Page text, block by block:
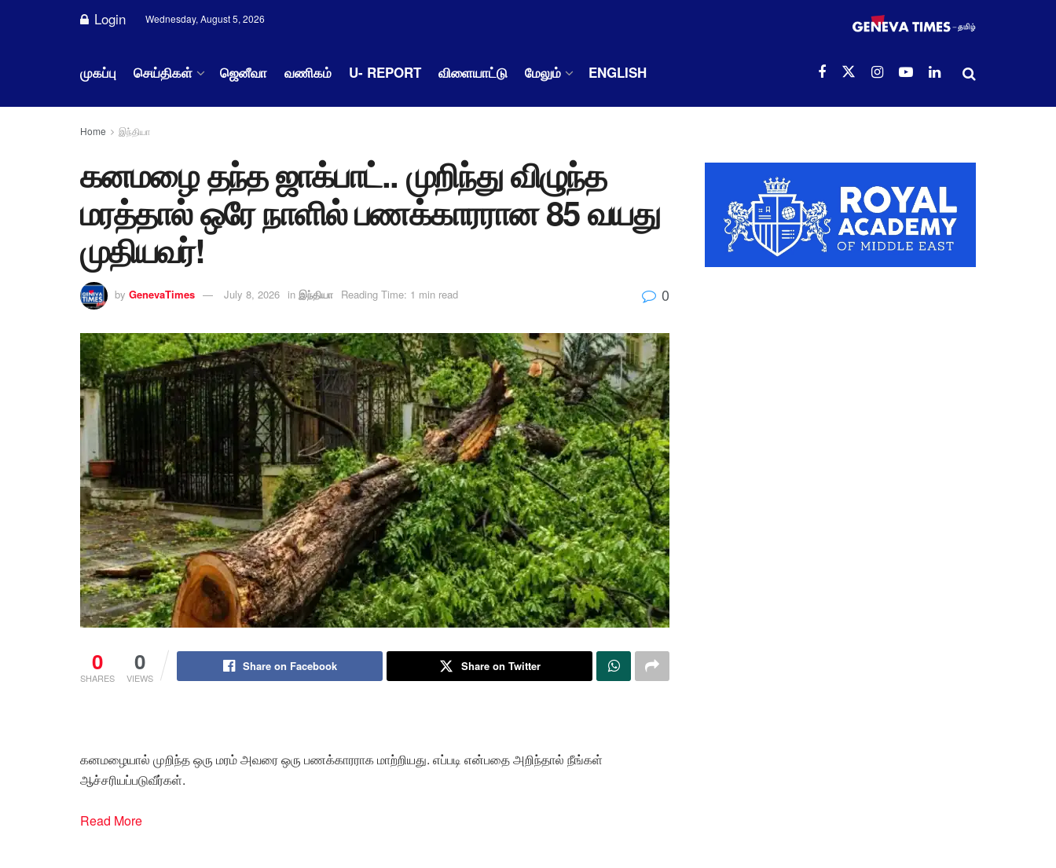
Login Wednesday, August 5, 2026
முகப்பு செய்திகள் ஜெனீவா வணிகம் U- REPORT விளையாட்டு மேலும் ENGLISH
Home இந்தியா
கனமழை தந்த ஜாக்பாட்.. முறிந்து விழுந்த
மரத்தால் ஒரே நாளில் பணக்காரரான 85 வயது
முதியவர்!
by GenevaTimes July 8, 2026 in இந்தியா Reading Time: 1 min read 0
0
SHARES
0
VIEWS
Share on Facebook Share on Twitter
கனமழையால் முறிந்த ஒரு மரம் அவரை ஒரு பணக்காரராக மாற்றியது. எப்படி என்பதை அறிந்தால் நீங்கள்
ஆச்சரியப்படுவீர்கள்.
Read More